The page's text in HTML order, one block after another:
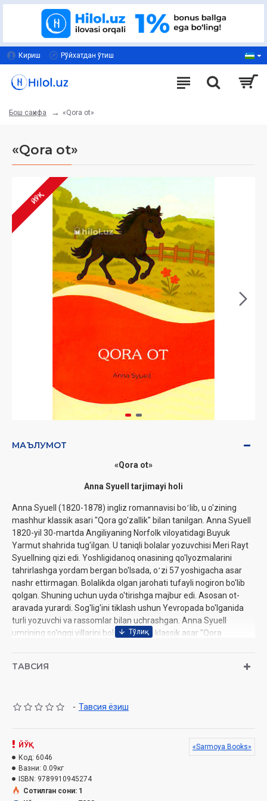
Кириш Рўйхатдан ўтиш
Бош саҳифа «Qora ot»
«Qora ot»
ЙЎҚ
МАЪЛУМОТ
«Qora ot»
Anna Syuell tarjimayi holi
Anna Syuell (1820-1878) ingliz romannavisi boʻlib, u o'zining
mashhur klassik asari "Qora go'zallik" bilan tanilgan. Anna Syuell
1820-yil 30-martda Angiliyaning Norfolk viloyatidagi Buyuk
Yarmut shahrida tug'ilgan. U taniqli bolalar yozuvchisi Meri Rayt
Syuellning qizi edi. Yoshligidanoq onasining qo'lyozmalarini
tahrirlashga yordam bergan bo'lsada, oʻzi 57 yoshigacha asar
nashr ettirmagan. Bolalikda olgan jarohati tufayli nogiron bo'lib
qolgan. Shuning uchun uyda o'tirishga majbur edi. Asosan ot-
aravada yurardi. Sog'lig'ini tiklash ushun Yevropada bo'lganida
turli yozuvchi va rassomlar bilan uchrashgan. Anna Syuell
umrining so'nggi yillarini bolalar uchun klassik asar "Qora
Muallif:
Anna Syuell
Nashriyot: «Sarmoya BOOKS»
Hajmi:
ISBN:
O'lchami: 12.6x19.7
Bichimi:84х108 1/32
Muqovasi:yumshoq
ТАВСИЯ
- Тавсия ёзиш
ЙЎҚ
Код: 6046
Вазни: 0.09кг
ISBN: 9789910945274
«Sarmoya Books»
Сотилган сони: 1